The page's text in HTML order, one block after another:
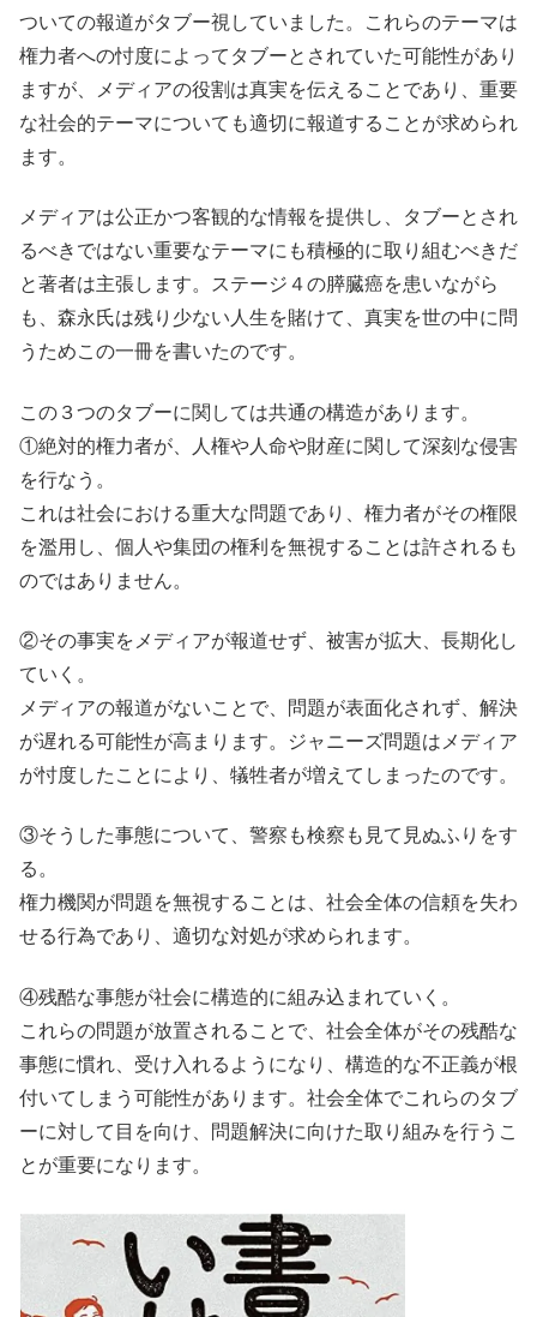
ついての報道がタブー視していました。これらのテーマは
権力者への忖度によってタブーとされていた可能性があり
ますが、メディアの役割は真実を伝えることであり、重要
な社会的テーマについても適切に報道することが求められ
ます。
メディアは公正かつ客観的な情報を提供し、タブーとされ
るべきではない重要なテーマにも積極的に取り組むべきだ
と著者は主張します。ステージ４の膵臓癌を患いながら
も、森永氏は残り少ない人生を賭けて、真実を世の中に問
うためこの一冊を書いたのです。
この３つのタブーに関しては共通の構造があります。
①絶対的権力者が、人権や人命や財産に関して深刻な侵害
を行なう。
これは社会における重大な問題であり、権力者がその権限
を濫用し、個人や集団の権利を無視することは許されるも
のではありません。
②その事実をメディアが報道せず、被害が拡大、長期化し
ていく。
メディアの報道がないことで、問題が表面化されず、解決
が遅れる可能性が高まります。ジャニーズ問題はメディア
が忖度したことにより、犠牲者が増えてしまったのです。
③そうした事態について、警察も検察も見て見ぬふりをす
る。
権力機関が問題を無視することは、社会全体の信頼を失わ
せる行為であり、適切な対処が求められます。
④残酷な事態が社会に構造的に組み込まれていく。
これらの問題が放置されることで、社会全体がその残酷な
事態に慣れ、受け入れるようになり、構造的な不正義が根
付いてしまう可能性があります。社会全体でこれらのタブ
ーに対して目を向け、問題解決に向けた取り組みを行うこ
とが重要になります。